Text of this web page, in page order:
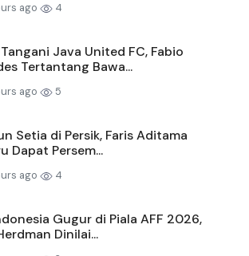
ago 4
Java United FC, Fabio
Tertantang Bawa...
ago 5
Setia di Persik, Faris Aditama
Dapat Persem...
ago 4
Gugur di Piala AFF 2026,
Dinilai...